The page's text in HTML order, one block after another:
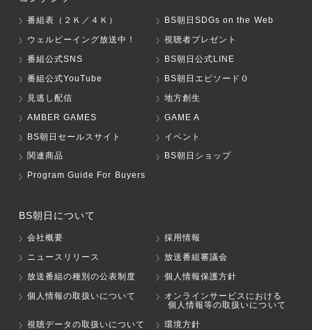
番組表（２Ｋ／４Ｋ）
BS朝日SDGs on the Web
ウェルビーイング放送中！
視聴者プレゼント
番組公式SNS
BS朝日公式LINE
番組公式YouTube
BS朝日エピソード０
見逃し配信
地方創生
AMBER GAMES
GAME A
BS朝日セールスサイト
イベント
関連商品
BS朝日ショップ
Program Guide For Buyers
BS朝日について
会社概要
採用情報
ニュースリリース
放送番組審議会
放送番組の種別の公表制度
個人情報保護方針
個人情報の取扱いについて
オンラインサービスにおける
個人情報等の取扱いについて
視聴データの取扱いについて
環境方針